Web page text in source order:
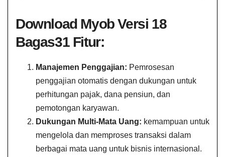
Download Myob Versi 18
Bagas31 Fitur:
Manajemen Penggajian: Pemrosesan
penggajian otomatis dengan dukungan untuk
perhitungan pajak, dana pensiun, dan
pemotongan karyawan.
Dukungan Multi-Mata Uang: kemampuan untuk
mengelola dan memproses transaksi dalam
berbagai mata uang untuk bisnis internasional.